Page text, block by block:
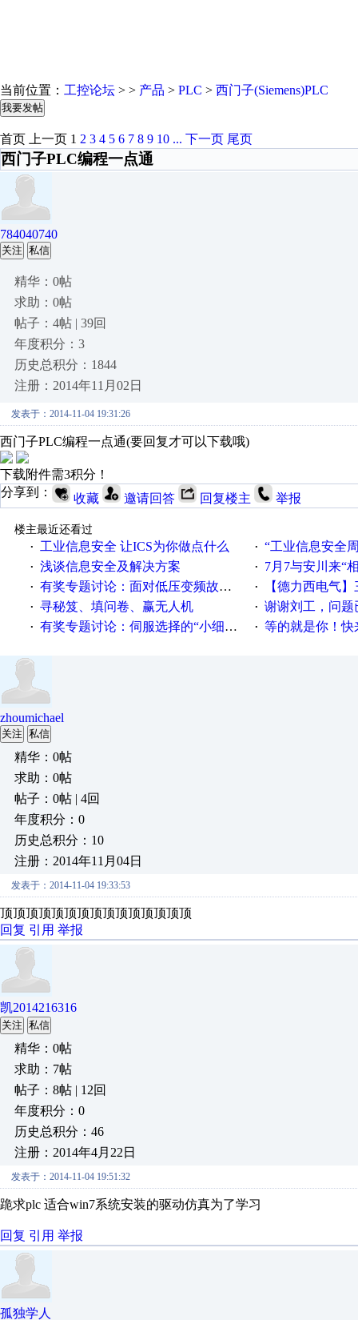
当前位置： 工控论坛 > > 产品 > PLC > 西门子(Siemens)PLC
我要发帖
首页 上一页 1 2 3 4 5 6 7 8 9 10 ... 下一页 尾页
西门子PLC编程一点通
784040740
关注 私信
精华：0帖
求助：0帖
帖子：4帖 | 39回
年度积分：3
历史总积分：1844
注册：2014年11月02日
发表于：2014-11-04 19:31:26
西门子PLC编程一点通(要回复才可以下载哦)
下载附件需3积分！
分享到：
收藏 邀请回答 回复楼主 举报
楼主最近还看过
·
工业信息安全 让ICS为你做点什么 · “工业信息安全周之我见”
· 浅谈信息安全及解决方案 · 7月7与安川来“
· 有奖专题讨论：面对低压变频故障，老手是这样解决的！ · 【德力西电气】三
· 寻秘笈、填问卷、赢无人机 · 谢谢刘工，问题
· 有奖专题讨论：伺服选择的“小细节大学问”奖励公告 · 等的就是你！快来
zhoumichael
关注 私信
精华：0帖
求助：0帖
帖子：0帖 | 4回
年度积分：0
历史总积分：10
注册：2014年11月04日
发表于：2014-11-04 19:33:53
顶顶顶顶顶顶顶顶顶顶顶顶顶顶顶
回复 引用 举报
凯2014216316
关注 私信
精华：0帖
求助：7帖
帖子：8帖 | 12回
年度积分：0
历史总积分：46
注册：2014年4月22日
发表于：2014-11-04 19:51:32
跪求plc 适合win7系统安装的驱动仿真为了学习
回复 引用 举报
孤独学人